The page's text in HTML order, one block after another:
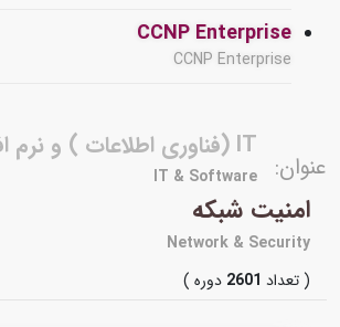
CCNP Enterprise
CCNP Enterprise
عنوان:
IT (فناوری اطلاعات ) و نرم افزار
IT & Software
امنیت شبکه
Network & Security
( تعداد2601دوره )